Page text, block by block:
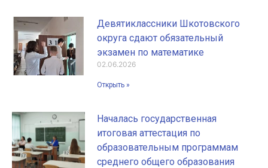
Девятиклассники Шкотовского
округа сдают обязательный
экзамен по математике
02.06.2026
Открыть »
Началась государственная
итоговая аттестация по
образовательным программам
среднего общего образования